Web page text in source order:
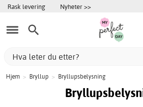
Rask levering Nyheter >>
Hjem > Bryllup > Bryllupsbelysning